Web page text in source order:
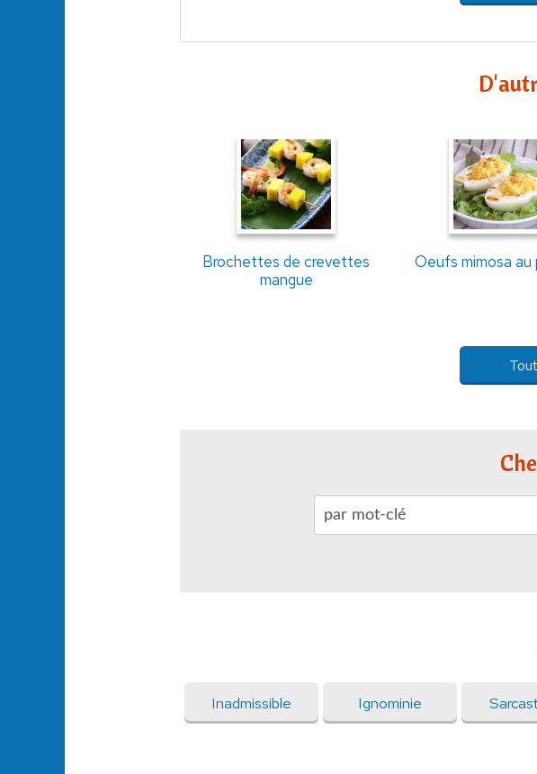
Brochettes de crevettes
mangue
Oeufs mimosa au
Inadmissible Ignominie